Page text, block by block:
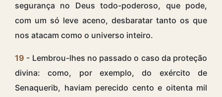
segurança no Deus todo-poderoso, que pode,
com um só leve aceno, desbaratar tanto os que
nos atacam como o universo inteiro.
19 - Lembrou-lhes no passado o caso da proteção
divina: como, por exemplo, do exército de
Senaquerib, haviam perecido cento e oitenta mil